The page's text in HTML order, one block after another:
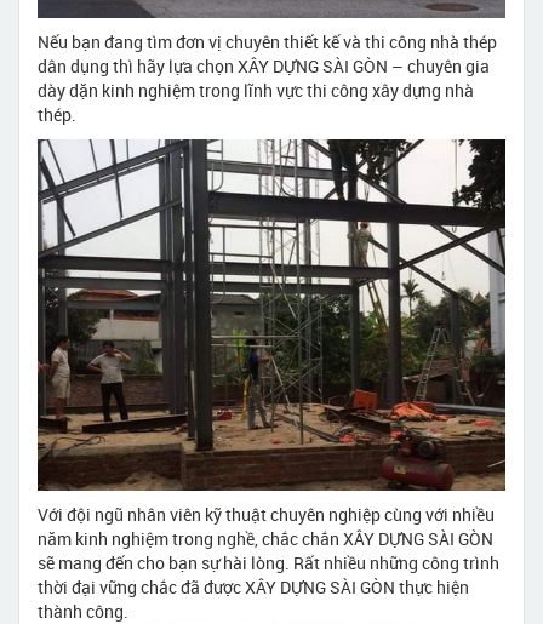
Nếu bạn đang tìm đơn vị chuyên thiết kế và thi công nhà thép
dân dụng thì hãy lựa chọn XÂY DỰNG SÀI GÒN – chuyên gia
dày dặn kinh nghiệm trong lĩnh vực thi công xây dựng nhà
thép.
Với đội ngũ nhân viên kỹ thuật chuyên nghiệp cùng với nhiều
năm kinh nghiệm trong nghề, chắc chắn XÂY DỰNG SÀI GÒN
sẽ mang đến cho bạn sự hài lòng. Rất nhiều những công trình
thời đại vững chắc đã được XÂY DỰNG SÀI GÒN thực hiện
thành công.